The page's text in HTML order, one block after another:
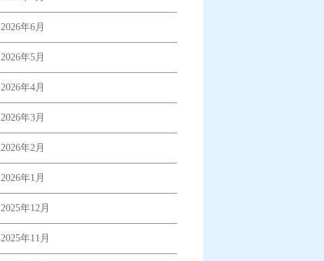
2026年6月
2026年5月
2026年4月
2026年3月
2026年2月
2026年1月
2025年12月
2025年11月